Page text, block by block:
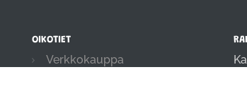
OIKOTIET
Verkkokauppa